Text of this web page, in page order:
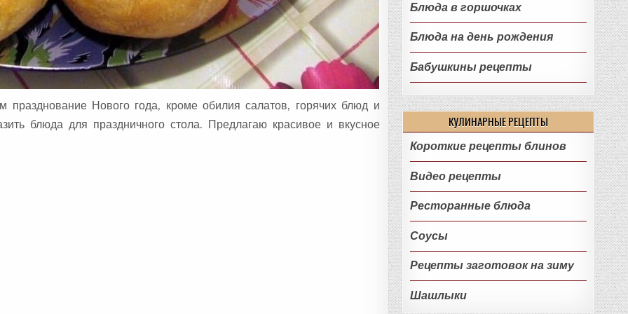
Нового года, кроме обилия салатов, горячих блюд и
блюда для праздничного стола. Предлагаю красивое и вкусное
Блюда в горшочках
Блюда на день рождения
Бабушкины рецепты
КУЛИНАРНЫЕ РЕЦЕПТЫ
Короткие рецепты блинов
Видео рецепты
Ресторанные блюда
Соусы
Рецепты заготовок на зиму
Шашлыки